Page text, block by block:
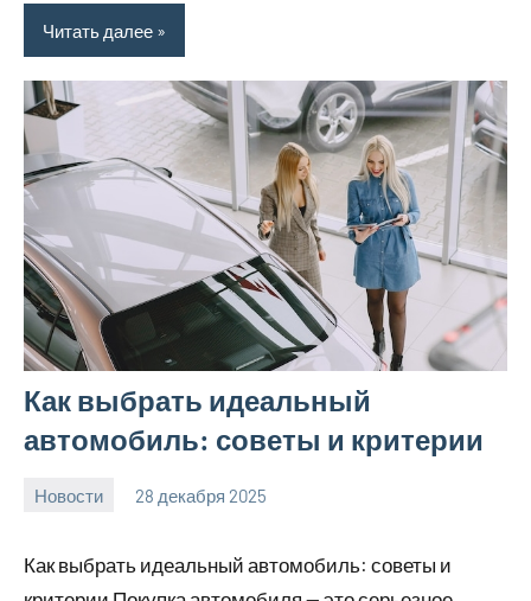
Читать далее
Как выбрать идеальный
автомобиль: советы и критерии
Новости 28 декабря 2025
Как выбрать идеальный автомобиль: советы и